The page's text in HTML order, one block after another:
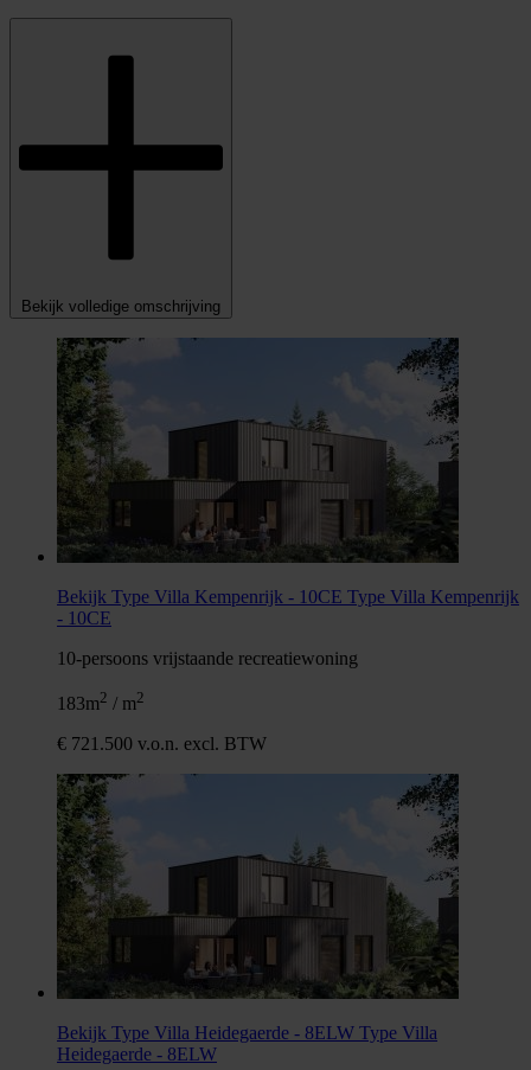
Bekijk volledige omschrijving
Bekijk Type Villa Kempenrijk - 10CE Type Villa Kempenrijk
- 10CE
10-persoons vrijstaande recreatiewoning
183m2 / m2
€ 721.500 v.o.n. excl. BTW
Bekijk Type Villa Heidegaerde - 8ELW Type Villa
Heidegaerde - 8ELW